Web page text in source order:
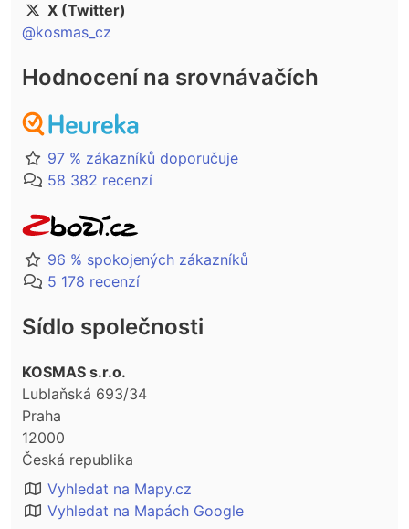
X (Twitter)
@kosmas_cz
Hodnocení na srovnávačích
97 % zákazníků doporučuje
58 382 recenzí
96 % spokojených zákazníků
5 178 recenzí
Sídlo společnosti
KOSMAS s.r.o.
Lublaňská 693/34
Praha
12000
Česká republika
Vyhledat na Mapy.cz
Vyhledat na Mapách Google